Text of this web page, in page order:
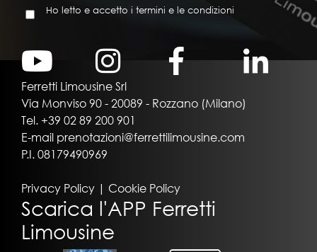
Ho letto e accetto i termini e le condizioni
Ferretti Limousine Srl
Via Monviso 90 - 20089 - Rozzano (Milano)
Tel. +39 02 89 200 901
E-mail prenotazioni@ferrettilimousine.com
P.I. 08179490969
Privacy Policy | Cookie Policy
Scarica l'APP Ferretti
Limousine